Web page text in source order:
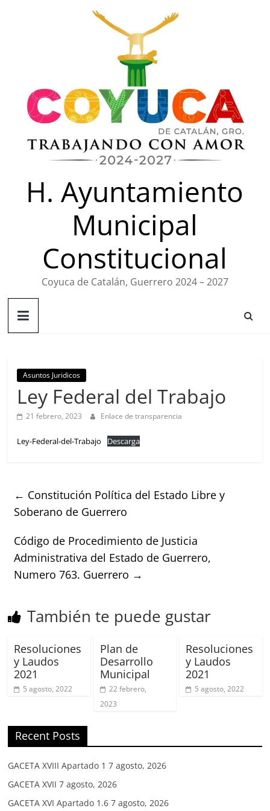
H. Ayuntamiento
Municipal
Constitucional
Coyuca de Catalán, Guerrero 2024 – 2027
Asuntos Juridicos
Ley Federal del Trabajo
21 febrero, 2023 Enlace de transparencia
Ley-Federal-del-Trabajo Descarga
← Constitución Política del Estado Libre y
Soberano de Guerrero
Código de Procedimiento de Justicia
Administrativa del Estado de Guerrero,
Numero 763. Guerrero →
También te puede gustar
Resoluciones
y Laudos
2021
5 agosto, 2022
Plan de
Desarrollo
Municipal
22 febrero,
2023
Resoluciones
y Laudos
2021
5 agosto, 2022
Recent Posts
GACETA XVIII Apartado 1 7 agosto, 2026
GACETA XVII 7 agosto, 2026
GACETA XVI Apartado 1.6 7 agosto, 2026